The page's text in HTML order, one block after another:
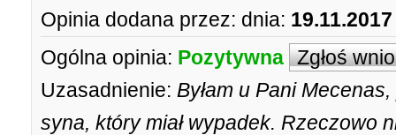
Opinia dodana przez: dnia:
Ogólna opinia: Pozytywna Zgłoś
Uzasadnienie: Byłam u Pani
syna, który miał wypadek. Rzeczowo